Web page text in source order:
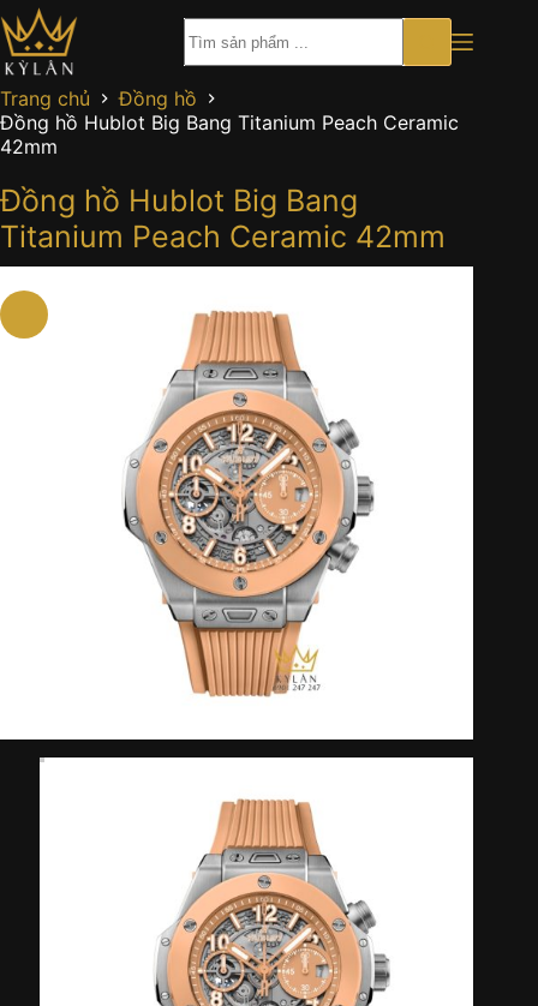
Chuyển
đến
phần
nội
dung
Trang chủ
Đồng hồ
Đồng hồ Hublot Big Bang Titanium Peach Ceramic
42mm
Đồng hồ Hublot Big Bang
Titanium Peach Ceramic 42mm